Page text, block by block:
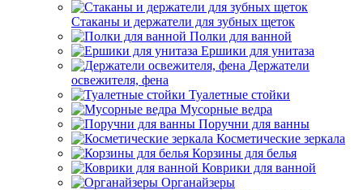
Стаканы и держатели для зубных щеток
Полки для ванной
Ершики для унитаза
Держатели
освежителя, фена
Туалетные стойки
Мусорные ведра
Поручни для ванны
Косметические зеркала
Корзины для белья
Коврики для ванной
Органайзеры